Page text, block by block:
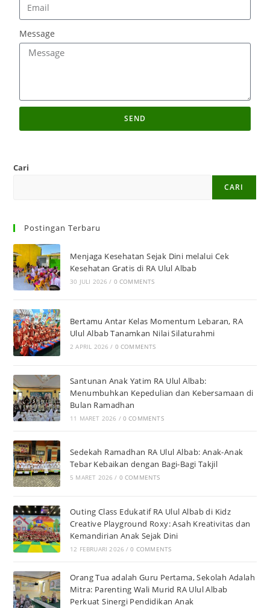
Message
SEND
Cari
CARI
Postingan Terbaru
Menjaga Kesehatan Sejak Dini melalui Cek
Kesehatan Gratis di RA Ulul Albab
30 JULI 2026 / 0 COMMENTS
Bertamu Antar Kelas Momentum Lebaran, RA
Ulul Albab Tanamkan Nilai Silaturahmi
2 APRIL 2026 / 0 COMMENTS
Santunan Anak Yatim RA Ulul Albab:
Menumbuhkan Kepedulian dan Kebersamaan di
Bulan Ramadhan
11 MARET 2026 / 0 COMMENTS
Sedekah Ramadhan RA Ulul Albab: Anak-Anak
Tebar Kebaikan dengan Bagi-Bagi Takjil
5 MARET 2026 / 0 COMMENTS
Outing Class Edukatif RA Ulul Albab di Kidz
Creative Playground Roxy: Asah Kreativitas dan
Kemandirian Anak Sejak Dini
12 FEBRUARI 2026 / 0 COMMENTS
Orang Tua adalah Guru Pertama, Sekolah Adalah
Mitra: Parenting Wali Murid RA Ulul Albab
Perkuat Sinergi Pendidikan Anak